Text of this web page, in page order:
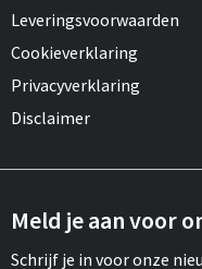
Leveringsvoorwaarden
Cookieverklaring
Privacyverklaring
Disclaimer
Meld je aan voor
Schrijf je in voor onze